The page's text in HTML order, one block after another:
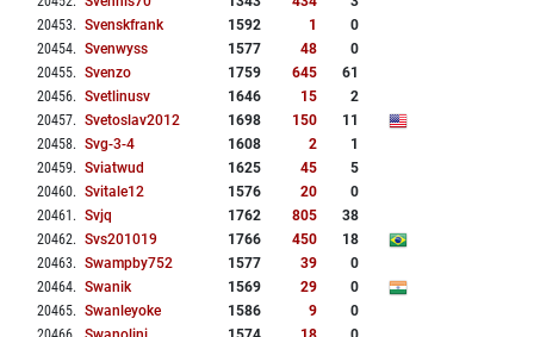
20453. Svenskfrank 1592 1
0
20454. Svenwyss 1577 48
0
20455. Svenzo 1759 645
61
20456. Svetlinusv 1646 15
2
20457. Svetoslav2012 1698 150
11
20458. Svg-3-4 1608 2
1
20459. Sviatwud 1625 45
5
20460. Svitale12 1576 20
0
20461 . Svjq 1762 805
38
20462. Svs201019 1766 450
18
20463. Swampby752 1577 39
0
20464. Swanik 1569 29
0
20465. Swanleyoke 1586 9
0